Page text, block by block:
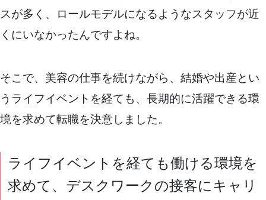
スが多く、ロールモデルになるようなスタッフが近
くにいなかったんですよね。
そこで、美容の仕事を続けながら、結婚や出産とい
うライフイベントを経ても、長期的に活躍できる環
境を求めて転職を決意しました。
ライフイベントを経ても働ける環境を
求めて、デスクワークの接客にキャリ